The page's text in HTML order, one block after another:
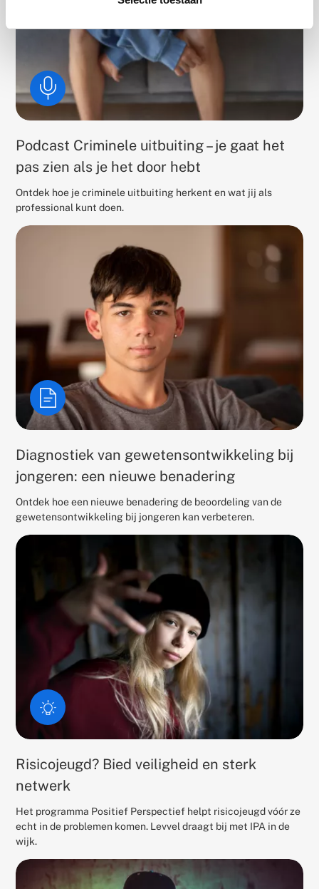
Podcast Criminele uitbuiting – je gaat het
pas zien als je het door hebt
Ontdek hoe je criminele uitbuiting herkent en wat jij als
professional kunt doen.
Diagnostiek van gewetensontwikkeling bij
jongeren: een nieuwe benadering
Ontdek hoe een nieuwe benadering de beoordeling van de
gewetensontwikkeling bij jongeren kan verbeteren.
Risicojeugd? Bied veiligheid en sterk
netwerk
Het programma Positief Perspectief helpt risicojeugd vóór ze
echt in de problemen komen. Levvel draagt bij met IPA in de
wijk.